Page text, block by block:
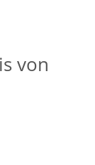
von